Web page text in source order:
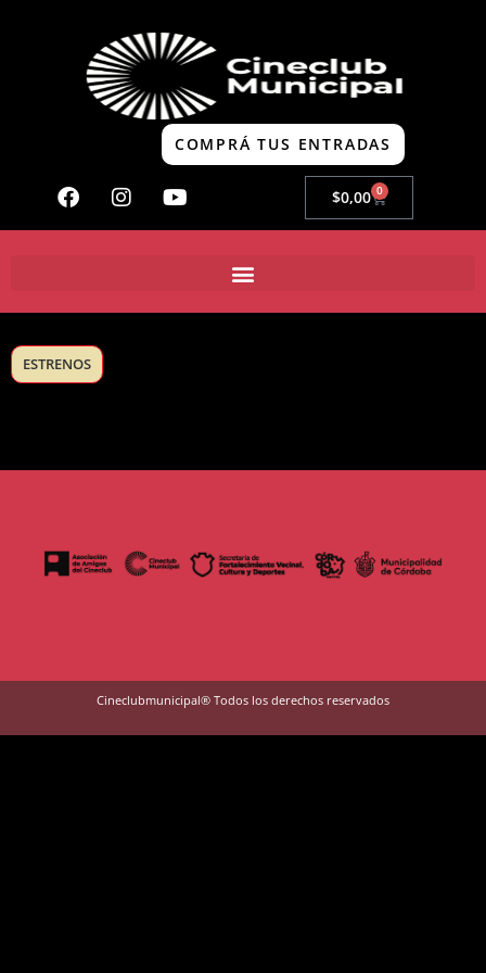
COMPRÁ TUS ENTRADAS
$0,00 0
ESTRENOS
Cineclubmunicipal® Todos los derechos reservados